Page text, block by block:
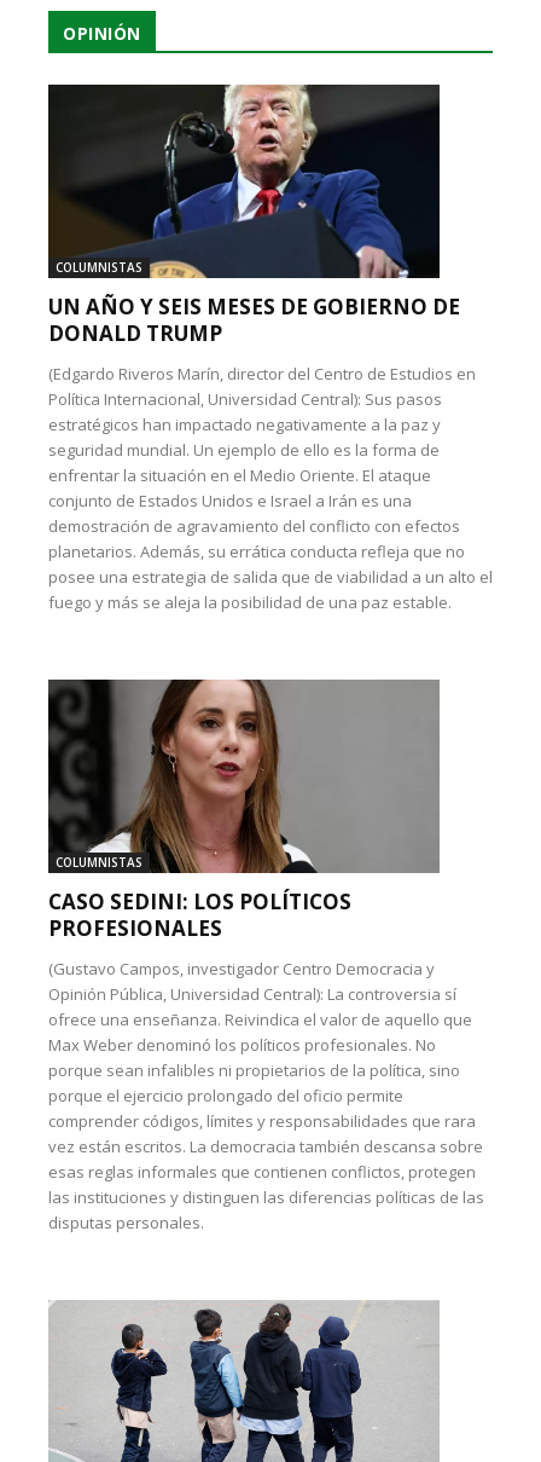
OPINIÓN
COLUMNISTAS
UN AÑO Y SEIS MESES DE GOBIERNO DE
DONALD TRUMP
(Edgardo Riveros Marín, director del Centro de Estudios en
Política Internacional, Universidad Central): Sus pasos
estratégicos han impactado negativamente a la paz y
seguridad mundial. Un ejemplo de ello es la forma de
enfrentar la situación en el Medio Oriente. El ataque
conjunto de Estados Unidos e Israel a Irán es una
demostración de agravamiento del conflicto con efectos
planetarios. Además, su errática conducta refleja que no
posee una estrategia de salida que de viabilidad a un alto el
fuego y más se aleja la posibilidad de una paz estable.
COLUMNISTAS
CASO SEDINI: LOS POLÍTICOS
PROFESIONALES
(Gustavo Campos, investigador Centro Democracia y
Opinión Pública, Universidad Central): La controversia sí
ofrece una enseñanza. Reivindica el valor de aquello que
Max Weber denominó los políticos profesionales. No
porque sean infalibles ni propietarios de la política, sino
porque el ejercicio prolongado del oficio permite
comprender códigos, límites y responsabilidades que rara
vez están escritos. La democracia también descansa sobre
esas reglas informales que contienen conflictos, protegen
las instituciones y distinguen las diferencias políticas de las
disputas personales.